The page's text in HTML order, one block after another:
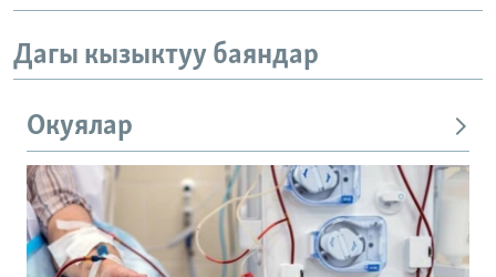
Дагы кызыктуу баяндар
Окуялар